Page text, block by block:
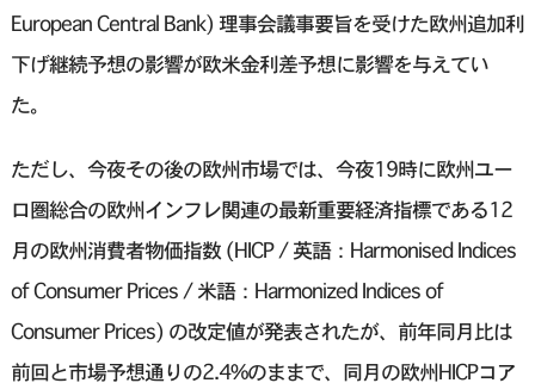
European Central Bank) 理事会議事要旨を受けた欧州追加利
下げ継続予想の影響が欧米金利差予想に影響を与えてい
た。
ただし、今夜その後の欧州市場では、今夜19時に欧州ユー
ロ圏総合の欧州インフレ関連の最新重要経済指標である12
月の欧州消費者物価指数 (HICP / 英語：Harmonised Indices
of Consumer Prices / 米語：Harmonized Indices of
Consumer Prices) の改定値が発表されたが、前年同月比は
前回と市場予想通りの2.4%のままで、同月の欧州HICPコア